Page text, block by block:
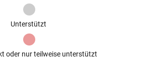
Unterstützt
oder nur teilweise unterstützt